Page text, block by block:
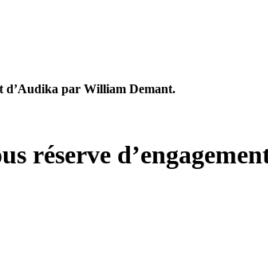
d’Audika par William Demant.
réserve